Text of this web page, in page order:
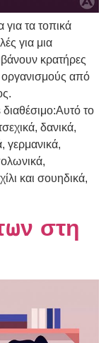
τα τοπικά
για μια
κρατήρες
από
το
δανικά,
γερμανικά,
και σουηδικά,
στη